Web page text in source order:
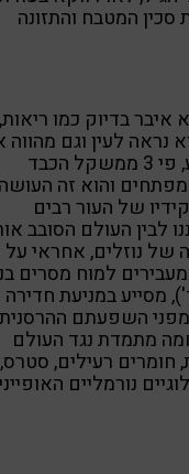
המטבח והתזונה
בדיוק כמו ריאות,
נראה לעין וגם מהווה
האיבר הגדול ביותר בגופנו (1.8 מ"ר בממוצע, פי 3 ממשקל הכבד
והוא זה העושה
של העור רבים
לבין העולם הסובב
של נוזלים, אחראי על
למוח מסרים
מסייע במניעת
מפני השפעתם ההרסנית
מתמדת נגד העולם
חומרים רעילים, סטרס,
נורמליים